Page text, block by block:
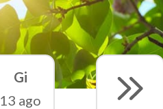
Gi
13 ago